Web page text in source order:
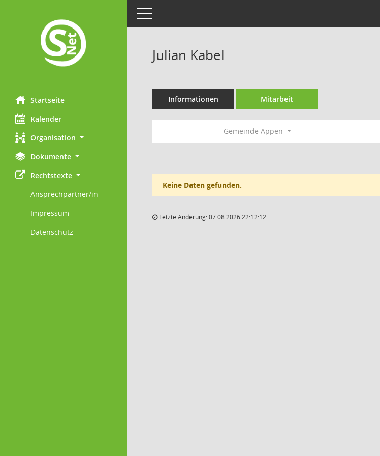
Startseite
Kalender
Organisation
Dokumente
Rechtstexte
Ansprechpartner/in
Impressum
Datenschutz
Toggle navigation
Julian Kabel
Informationen Mitarbeit
Gemeinde Appen
Keine Daten gefunden.
Letzte Änderung: 07.08.2026 22:12:12